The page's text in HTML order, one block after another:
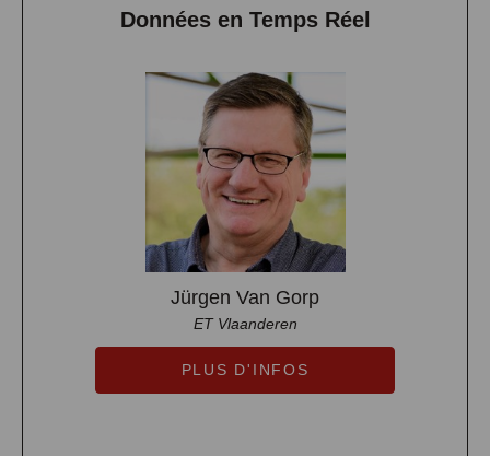
Données en Temps Réel
Jürgen Van Gorp
ET Vlaanderen
PLUS D'INFOS